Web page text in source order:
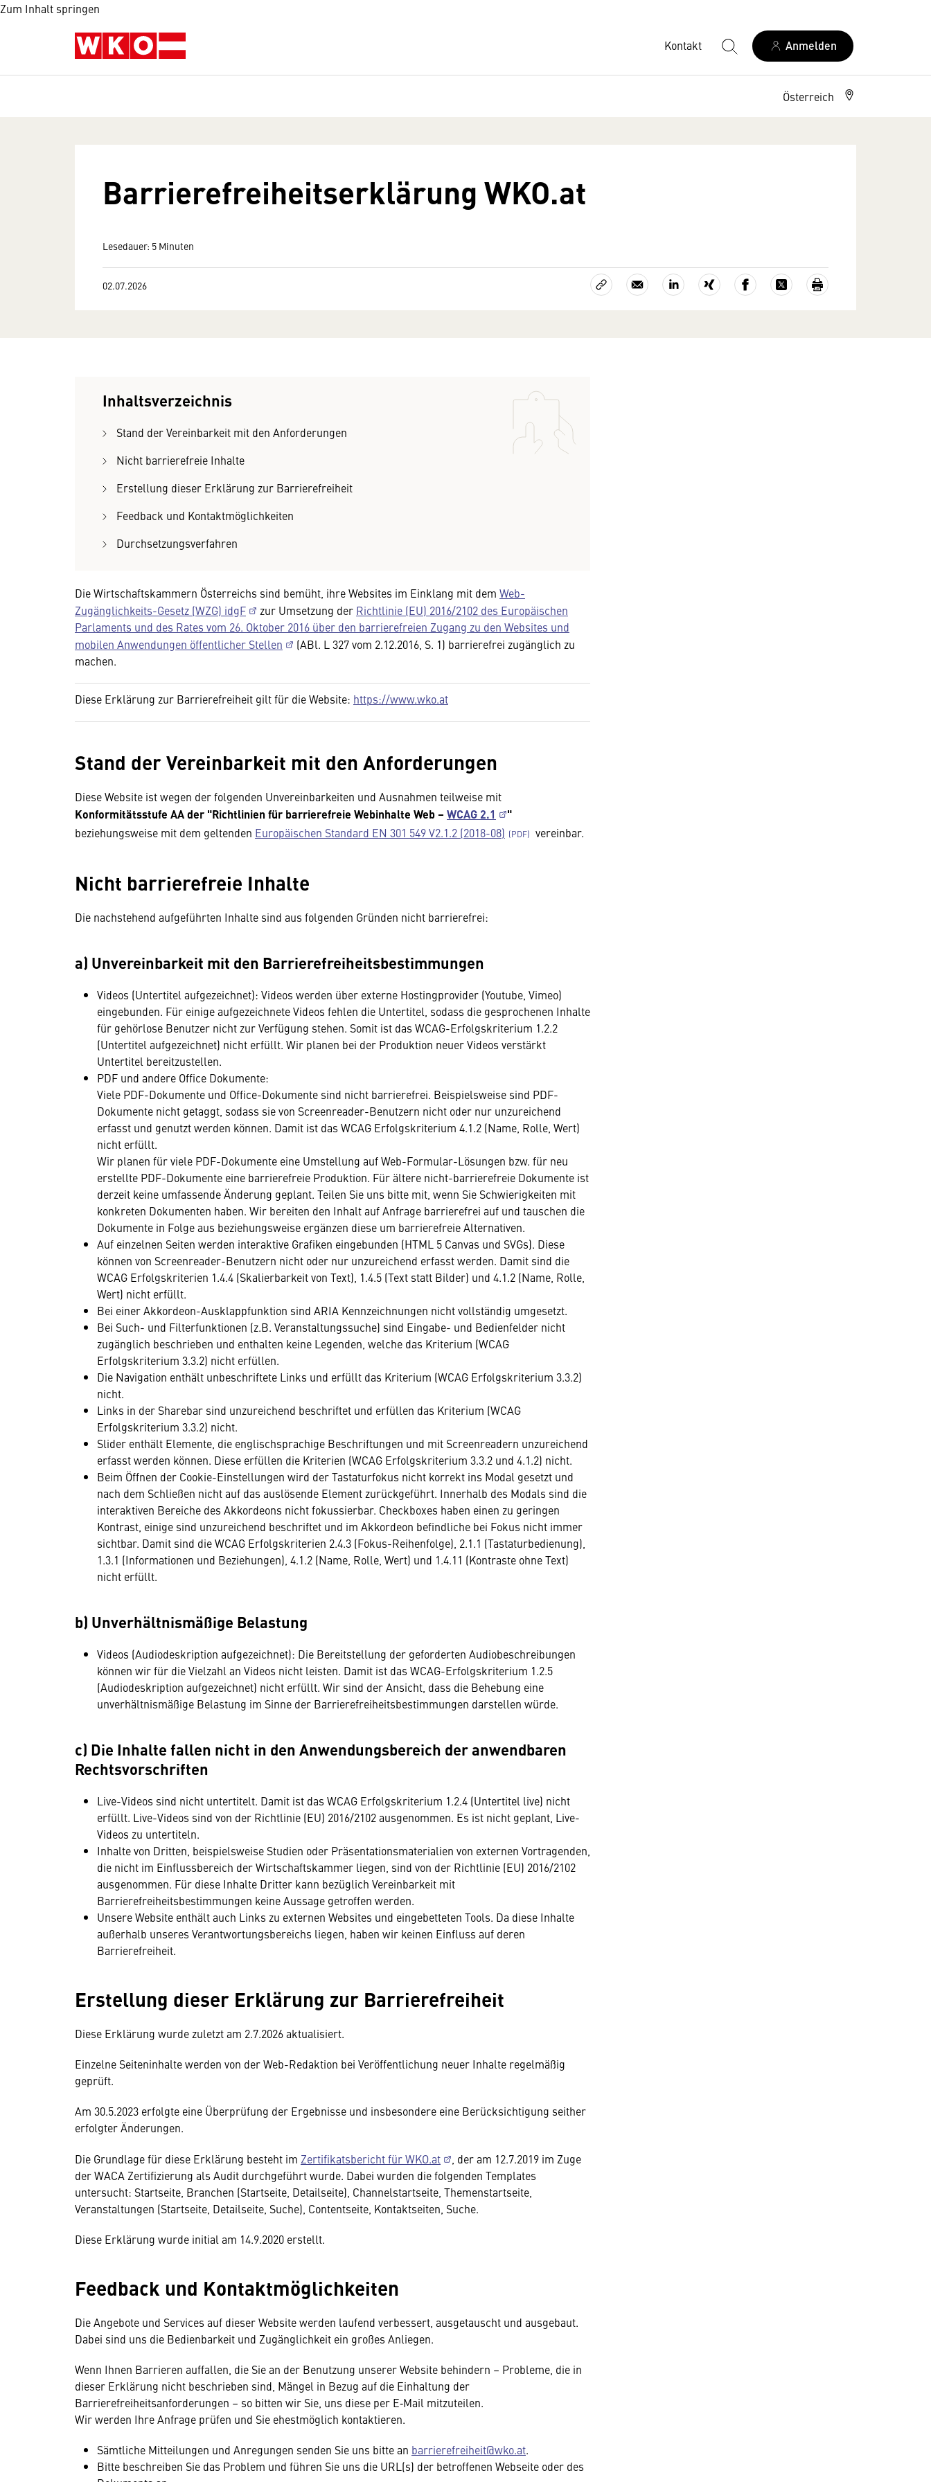
Zum Inhalt springen
Kontakt Anmelden
Österreich
Barrierefreiheitserklärung WKO.at
Lesedauer: 5 Minuten
02.07.2026
Inhaltsverzeichnis
Stand der Vereinbarkeit mit den Anforderungen
Nicht barrierefreie Inhalte
Erstellung dieser Erklärung zur Barrierefreiheit
Feedback und Kontaktmöglichkeiten
Durchsetzungsverfahren
Die Wirtschaftskammern Österreichs sind bemüht, ihre Websites im Einklang mit dem Web-
Zugänglichkeits-Gesetz (WZG) idgF
zur Umsetzung der Richtlinie (EU) 2016/2102 des Europäischen
Parlaments und des Rates vom 26. Oktober 2016 über den barrierefreien Zugang zu den Websites und
mobilen Anwendungen öffentlicher Stellen
(ABl. L 327 vom 2.12.2016, S. 1) barrierefrei zugänglich zu
machen.
Diese Erklärung zur Barrierefreiheit gilt für die Website: https://www.wko.at
Stand der Vereinbarkeit mit den Anforderungen
Diese Website ist wegen der folgenden Unvereinbarkeiten und Ausnahmen teilweise mit
Konformitätsstufe AA der "Richtlinien für barrierefreie Webinhalte Web – WCAG 2.1 "
beziehungsweise mit dem geltenden Europäischen Standard EN 301 549 V2.1.2 (2018-08) vereinbar.
Nicht barrierefreie Inhalte
Die nachstehend aufgeführten Inhalte sind aus folgenden Gründen nicht barrierefrei:
a) Unvereinbarkeit mit den Barrierefreiheitsbestimmungen
Videos (Untertitel aufgezeichnet): Videos werden über externe Hostingprovider (Youtube, Vimeo)
eingebunden. Für einige aufgezeichnete Videos fehlen die Untertitel, sodass die gesprochenen Inhalte
für gehörlose Benutzer nicht zur Verfügung stehen. Somit ist das WCAG-Erfolgskriterium 1.2.2
(Untertitel aufgezeichnet) nicht erfüllt. Wir planen bei der Produktion neuer Videos verstärkt
Untertitel bereitzustellen.
PDF und andere Office Dokumente:
Viele PDF-Dokumente und Office-Dokumente sind nicht barrierefrei. Beispielsweise sind PDF-
Dokumente nicht getaggt, sodass sie von Screenreader-Benutzern nicht oder nur unzureichend
erfasst und genutzt werden können. Damit ist das WCAG Erfolgskriterium 4.1.2 (Name, Rolle, Wert)
nicht erfüllt.
Wir planen für viele PDF-Dokumente eine Umstellung auf Web-Formular-Lösungen bzw. für neu
erstellte PDF-Dokumente eine barrierefreie Produktion. Für ältere nicht-barrierefreie Dokumente ist
derzeit keine umfassende Änderung geplant. Teilen Sie uns bitte mit, wenn Sie Schwierigkeiten mit
konkreten Dokumenten haben. Wir bereiten den Inhalt auf Anfrage barrierefrei auf und tauschen die
Dokumente in Folge aus beziehungsweise ergänzen diese um barrierefreie Alternativen.
Auf einzelnen Seiten werden interaktive Grafiken eingebunden (HTML 5 Canvas und SVGs). Diese
können von Screenreader-Benutzern nicht oder nur unzureichend erfasst werden. Damit sind die
WCAG Erfolgskriterien 1.4.4 (Skalierbarkeit von Text), 1.4.5 (Text statt Bilder) und 4.1.2 (Name, Rolle,
Wert) nicht erfüllt.
Bei einer Akkordeon-Ausklappfunktion sind ARIA Kennzeichnungen nicht vollständig umgesetzt.
Bei Such- und Filterfunktionen (z.B. Veranstaltungssuche) sind Eingabe- und Bedienfelder nicht
zugänglich beschrieben und enthalten keine Legenden, welche das Kriterium (WCAG
Erfolgskriterium 3.3.2) nicht erfüllen.
Die Navigation enthält unbeschriftete Links und erfüllt das Kriterium (WCAG Erfolgskriterium 3.3.2)
nicht.
Links in der Sharebar sind unzureichend beschriftet und erfüllen das Kriterium (WCAG
Erfolgskriterium 3.3.2) nicht.
Slider enthält Elemente, die englischsprachige Beschriftungen und mit Screenreadern unzureichend
erfasst werden können. Diese erfüllen die Kriterien (WCAG Erfolgskriterium 3.3.2 und 4.1.2) nicht.
Beim Öffnen der Cookie-Einstellungen wird der Tastaturfokus nicht korrekt ins Modal gesetzt und
nach dem Schließen nicht auf das auslösende Element zurückgeführt. Innerhalb des Modals sind die
interaktiven Bereiche des Akkordeons nicht fokussierbar. Checkboxes haben einen zu geringen
Kontrast, einige sind unzureichend beschriftet und im Akkordeon befindliche bei Fokus nicht immer
sichtbar. Damit sind die WCAG Erfolgskriterien 2.4.3 (Fokus-Reihenfolge), 2.1.1 (Tastaturbedienung),
1.3.1 (Informationen und Beziehungen), 4.1.2 (Name, Rolle, Wert) und 1.4.11 (Kontraste ohne Text)
nicht erfüllt.
b) Unverhältnismäßige Belastung
Videos (Audiodeskription aufgezeichnet): Die Bereitstellung der geforderten Audiobeschreibungen
können wir für die Vielzahl an Videos nicht leisten. Damit ist das WCAG-Erfolgskriterium 1.2.5
(Audiodeskription aufgezeichnet) nicht erfüllt. Wir sind der Ansicht, dass die Behebung eine
unverhältnismäßige Belastung im Sinne der Barrierefreiheitsbestimmungen darstellen würde.
c) Die Inhalte fallen nicht in den Anwendungsbereich der anwendbaren
Rechtsvorschriften
Live-Videos sind nicht untertitelt. Damit ist das WCAG Erfolgskriterium 1.2.4 (Untertitel live) nicht
erfüllt. Live-Videos sind von der Richtlinie (EU) 2016/2102 ausgenommen. Es ist nicht geplant, Live-
Videos zu untertiteln.
Inhalte von Dritten, beispielsweise Studien oder Präsentationsmaterialien von externen Vortragenden,
die nicht im Einflussbereich der Wirtschaftskammer liegen, sind von der Richtlinie (EU) 2016/2102
ausgenommen. Für diese Inhalte Dritter kann bezüglich Vereinbarkeit mit
Barrierefreiheitsbestimmungen keine Aussage getroffen werden.
Unsere Website enthält auch Links zu externen Websites und eingebetteten Tools. Da diese Inhalte
außerhalb unseres Verantwortungsbereichs liegen, haben wir keinen Einfluss auf deren
Barrierefreiheit.
Erstellung dieser Erklärung zur Barrierefreiheit
Diese Erklärung wurde zuletzt am 2.7.2026 aktualisiert.
Einzelne Seiteninhalte werden von der Web-Redaktion bei Veröffentlichung neuer Inhalte regelmäßig
geprüft.
Am 30.5.2023 erfolgte eine Überprüfung der Ergebnisse und insbesondere eine Berücksichtigung seither
erfolgter Änderungen.
Die Grundlage für diese Erklärung besteht im Zertifikatsbericht für WKO.at
, der am 12.7.2019 im Zuge
der WACA Zertifizierung als Audit durchgeführt wurde. Dabei wurden die folgenden Templates
untersucht: Startseite, Branchen (Startseite, Detailseite), Channelstartseite, Themenstartseite,
Veranstaltungen (Startseite, Detailseite, Suche), Contentseite, Kontaktseiten, Suche.
Diese Erklärung wurde initial am 14.9.2020 erstellt.
Feedback und Kontaktmöglichkeiten
Die Angebote und Services auf dieser Website werden laufend verbessert, ausgetauscht und ausgebaut.
Dabei sind uns die Bedienbarkeit und Zugänglichkeit ein großes Anliegen.
Wenn Ihnen Barrieren auffallen, die Sie an der Benutzung unserer Website behindern – Probleme, die in
dieser Erklärung nicht beschrieben sind, Mängel in Bezug auf die Einhaltung der
Barrierefreiheitsanforderungen – so bitten wir Sie, uns diese per E‑Mail mitzuteilen.
Wir werden Ihre Anfrage prüfen und Sie ehestmöglich kontaktieren.
Sämtliche Mitteilungen und Anregungen senden Sie uns bitte an barrierefreiheit@wko.at.
Bitte beschreiben Sie das Problem und führen Sie uns die URL(s) der betroffenen Webseite oder des